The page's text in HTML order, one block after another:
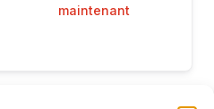
maintenant